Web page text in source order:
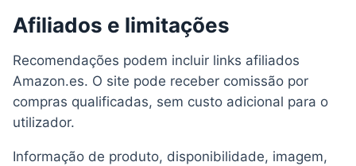
Afiliados e limitações
Recomendações podem incluir links afiliados
Amazon.es. O site pode receber comissão por
compras qualificadas, sem custo adicional para o
utilizador.
Informação de produto, disponibilidade, imagem,